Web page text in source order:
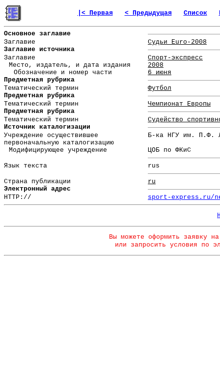
|< Первая < Предыдущая Список
Основное заглавие
Заглавие
Судьи Euro-2008
Заглавие источника
Заглавие
Спорт-экспресс
Место, издатель, и дата издания
2008
Обозначение и номер части
6 июня
Предметная рубрика
Тематический термин
Футбол
Предметная рубрика
Тематический термин
Чемпионат Европы
Предметная рубрика
Тематический термин
Судейство
Источник каталогизации
Учреждение осуществившее
первоначальную каталогизацию
Б-ка НГУ им. П.Ф.
Модифицирующее учреждение
ЦОБ по ФКиС
Язык текста rus
Страна публикации
ru
Электронный адрес
HTTP://
sport-express.ru/
Вы можете оформить заявку
или запросить условия по